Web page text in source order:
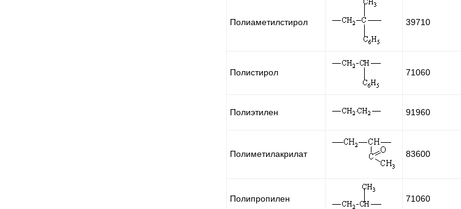
Полиaметилстирол 39710
Полистирол 71060
Полиэтилен 91960
Полиметилакрилат 83600
Полипропилен 71060